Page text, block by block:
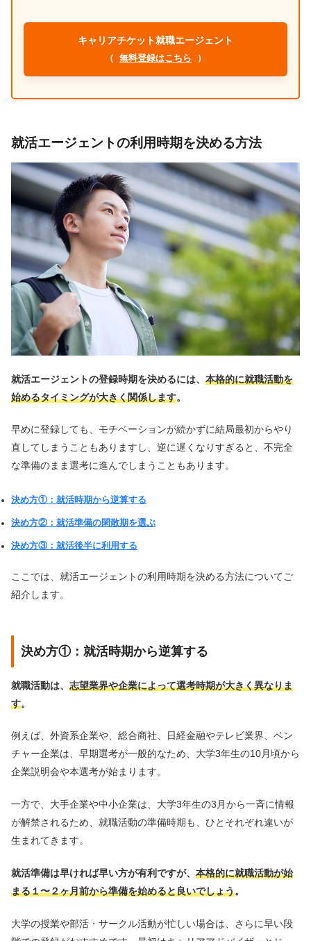
キャリアチケット就職エージェント
（ 無料登録はこちら ）
就活エージェントの利用時期を決める方法
就活エージェントの登録時期を決めるには、 本格的に就職活動を
始めるタイミングが大きく関係します。
早めに登録しても、モチベーションが続かずに結局最初からやり
直してしまうこともありますし、逆に遅くなりすぎると、不完全
な準備のまま選考に進んでしまうこともあります。
決め方①：就活時期から逆算する
決め方②：就活準備の閑散期を選ぶ
決め方③：就活後半に利用する
ここでは、就活エージェントの利用時期を決める方法についてご
紹介します。
決め方①：就活時期から逆算する
就職活動は、 志望業界や企業によって選考時期が大きく異なりま
す。
例えば、外資系企業や、総合商社、日経金融やテレビ業界、ベン
チャー企業は、早期選考が一般的なため、大学3年生の10月頃から
企業説明会や本選考が始まります。
一方で、大手企業や中小企業は、大学3年生の3月から一斉に情報
が解禁されるため、就職活動の準備時期も、ひとそれぞれ違いが
生まれてきます。
就活準備は早ければ早い方が有利ですが、 本格的に就職活動が始
まる１〜２ヶ月前から準備を始めると良いでしょう。
大学の授業や部活・サークル活動が忙しい場合は、さらに早い段